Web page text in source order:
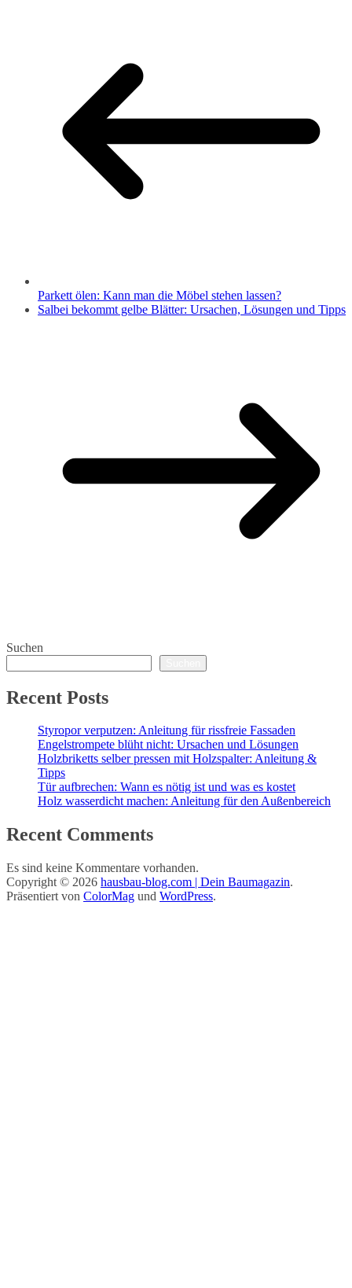
Parkett ölen: Kann man die Möbel stehen lassen?
Salbei bekommt gelbe Blätter: Ursachen, Lösungen und Tipps
Suchen
Recent Posts
Styropor verputzen: Anleitung für rissfreie Fassaden
Engelstrompete blüht nicht: Ursachen und Lösungen
Holzbriketts selber pressen mit Holzspalter: Anleitung &
Tipps
Tür aufbrechen: Wann es nötig ist und was es kostet
Holz wasserdicht machen: Anleitung für den Außenbereich
Recent Comments
Es sind keine Kommentare vorhanden.
Copyright © 2026 hausbau-blog.com | Dein Baumagazin.
Präsentiert von ColorMag und WordPress.